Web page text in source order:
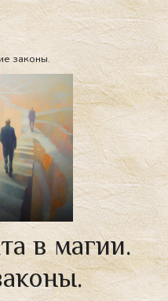
законы.
в магии.